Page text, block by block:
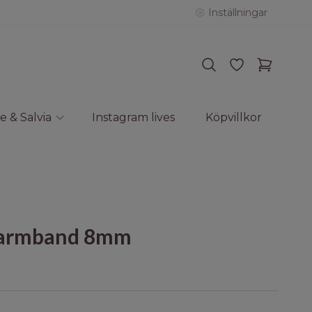
Inställningar
& Salvia Instagram lives Köpvillkor
8mm